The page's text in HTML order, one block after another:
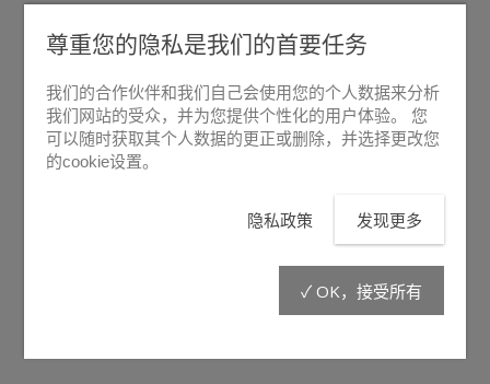
尊重您的隐私是我们的首要任务
我们的合作伙伴和我们自己会使用您的个人数据来分析
我们网站的受众，并为您提供个性化的用户体验。 您
可以随时获取其个人数据的更正或删除，并选择更改您
的cookie设置。
隐私政策 发现更多
✓ OK，接受所有